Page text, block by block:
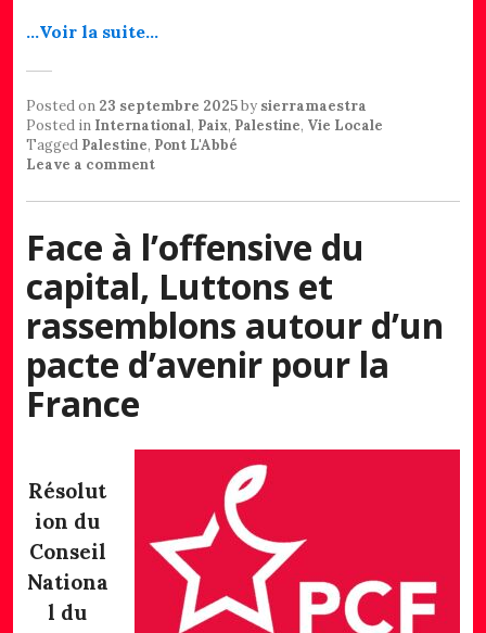
…Voir la suite…
Posted on 23 septembre 2025by sierramaestra
Posted in International, Paix, Palestine, Vie Locale
Tagged Palestine, Pont L'Abbé
Leave a comment
Face à l’offensive du
capital, Luttons et
rassemblons autour d’un
pacte d’avenir pour la
France
Résolut
ion du
Conseil
Nationa
l du